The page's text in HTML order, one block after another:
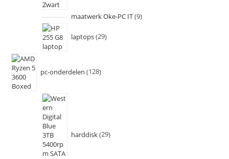
maatwerk Oke-PC IT 9
laptops 29
pc-onderdelen 128
harddisk 29